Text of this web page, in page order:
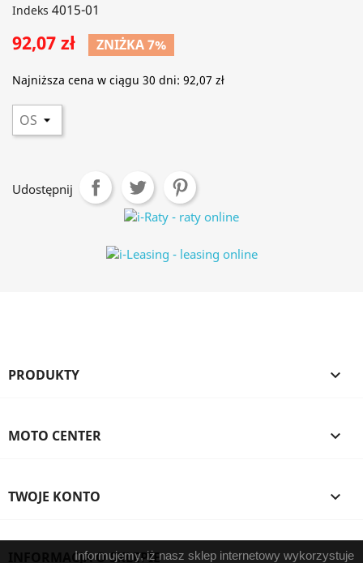
Indeks 4015-01
92,07 zł ZNIŻKA 7%
Najniższa cena w ciągu 30 dni: 92,07 zł
Udostępnij
PRODUKTY 
MOTO CENTER 
TWOJE KONTO 
INFORMACJA O SKLEPIE
Informujemy, iż nasz sklep internetowy wykorzystuje